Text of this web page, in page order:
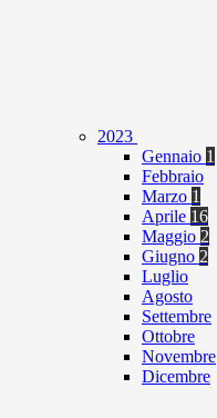
2023
Gennaio 1
Febbraio
Marzo 1
Aprile 16
Maggio 2
Giugno 2
Luglio
Agosto
Settembre
Ottobre
Novembre
Dicembre